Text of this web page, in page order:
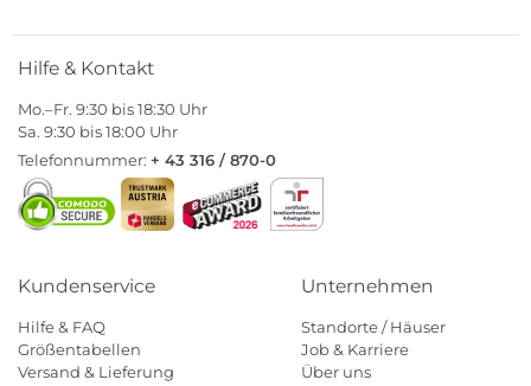
Hilfe & Kontakt
Mo.–Fr. 9:30 bis 18:30 Uhr
Sa. 9:30 bis 18:00 Uhr
Telefonnummer: + 43 316 / 870-0
Kundenservice
Hilfe & FAQ
Größentabellen
Versand & Lieferung
Unternehmen
Standorte / Häuser
Job & Karriere
Über uns